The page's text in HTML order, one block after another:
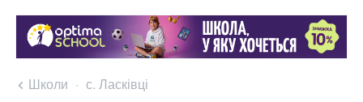
Школи с. Ласківці